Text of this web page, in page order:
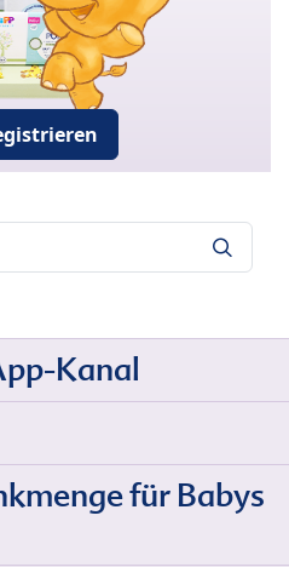
Kanal
für Babys